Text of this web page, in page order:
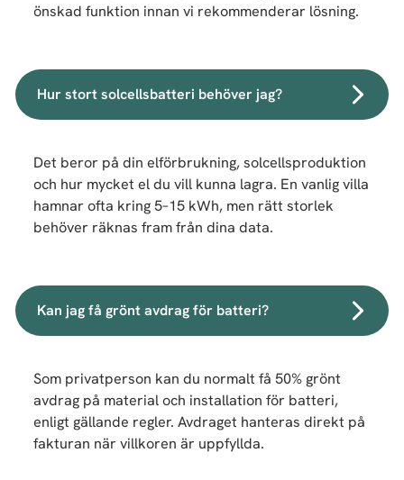
önskad funktion innan vi rekommenderar lösning.
Hur stort solcellsbatteri behöver jag?
Det beror på din elförbrukning, solcellsproduktion
och hur mycket el du vill kunna lagra. En vanlig villa
hamnar ofta kring 5–15 kWh, men rätt storlek
behöver räknas fram från dina data.
Kan jag få grönt avdrag för batteri?
Som privatperson kan du normalt få 50% grönt
avdrag på material och installation för batteri,
enligt gällande regler. Avdraget hanteras direkt på
fakturan när villkoren är uppfyllda.